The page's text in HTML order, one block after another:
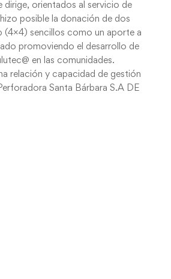
dirige, orientados al servicio de
posible la donación de dos
(4×4) sencillos como un aporte a
promoviendo el desarrollo de
en las comunidades.
relación y capacidad de gestión
Santa Bárbara S.A DE